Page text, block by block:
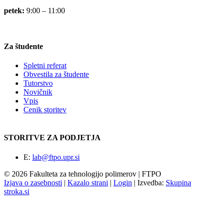
petek: 9:00 – 11:00
Za študente
Spletni referat
Obvestila za študente
Tutorstvo
Novičnik
Vpis
Cenik storitev
STORITVE ZA PODJETJA
E: lab@ftpo.upr.si
© 2026 Fakulteta za tehnologijo polimerov | FTPO
Izjava o zasebnosti | Kazalo strani | Login | Izvedba: Skupina
stroka.si